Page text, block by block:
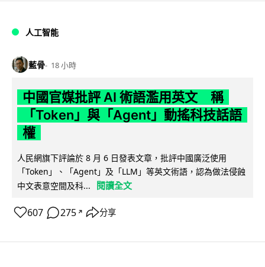
人工智能
藍骨 18 小時
中國官媒批評 AI 術語濫用英文 稱
「Token」與「Agent」動搖科技話語
權
人民網旗下評論於 8 月 6 日發表文章，批評中國廣泛使用
「Token」、「Agent」及「LLM」等英文術語，認為做法侵蝕
中文表意空間及科...
閱讀全文
607 275 ↗ 分享